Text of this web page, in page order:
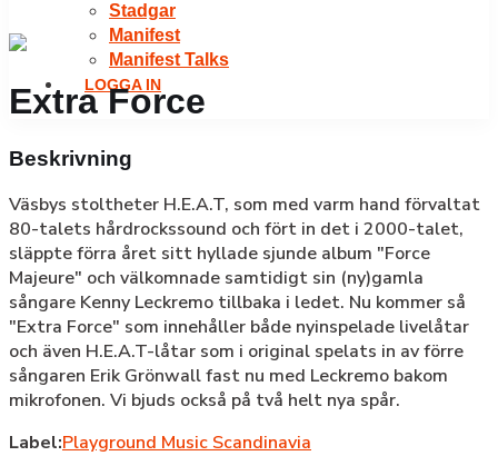
Stadgar
Manifest
Manifest Talks
LOGGA IN
Extra Force
Beskrivning
Väsbys stoltheter H.E.A.T, som med varm hand förvaltat
80-talets hårdrockssound och fört in det i 2000-talet,
släppte förra året sitt hyllade sjunde album "Force
Majeure" och välkomnade samtidigt sin (ny)gamla
sångare Kenny Leckremo tillbaka i ledet. Nu kommer så
"Extra Force" som innehåller både nyinspelade livelåtar
och även H.E.A.T-låtar som i original spelats in av förre
sångaren Erik Grönwall fast nu med Leckremo bakom
mikrofonen. Vi bjuds också på två helt nya spår.
Label:Playground Music Scandinavia